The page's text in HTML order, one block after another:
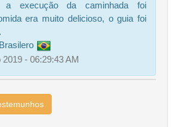
a execução da caminhada foi
era muito delicioso, o guia foi
Brasilero
- 06:29:43 AM